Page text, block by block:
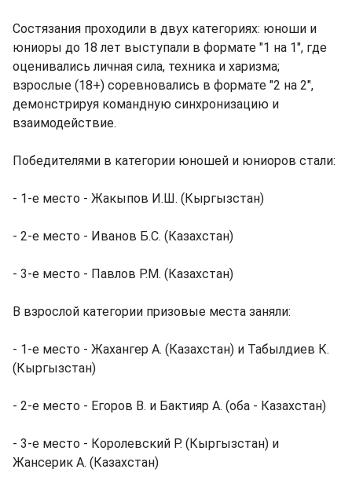
Состязания проходили в двух категориях: юноши и
юниоры до 18 лет выступали в формате "1 на 1", где
оценивались личная сила, техника и харизма;
взрослые (18+) соревновались в формате "2 на 2",
демонстрируя командную синхронизацию и
взаимодействие.
Победителями в категории юношей и юниоров стали:
- 1-е место - Жакыпов И.Ш. (Кыргызстан)
- 2-е место - Иванов Б.С. (Казахстан)
- 3-е место - Павлов Р.М. (Казахстан)
В взрослой категории призовые места заняли:
- 1-е место - Жахангер А. (Казахстан) и Табылдиев К.
(Кыргызстан)
- 2-е место - Егоров В. и Бактияр А. (оба - Казахстан)
- 3-е место - Королевский Р. (Кыргызстан) и
Жансерик А. (Казахстан)